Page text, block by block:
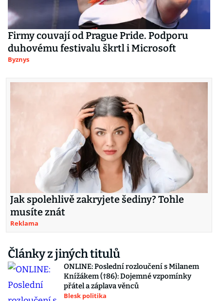
Firmy couvají od Prague Pride. Podporu
duhovému festivalu škrtl i Microsoft
Byznys
Jak spolehlivě zakryjete šediny? Tohle
musíte znát
Reklama
Články z jiných titulů
ONLINE: Poslední rozloučení s Milanem
Knížákem (†86): Dojemné vzpomínky
přátel a záplava věnců
Blesk politika